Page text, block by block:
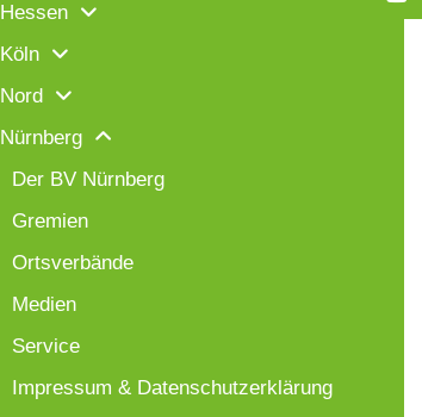
Hessen
Köln
Nord
Nürnberg
Der BV Nürnberg
Gremien
Ortsverbände
Medien
Service
Impressum & Datenschutzerklärung